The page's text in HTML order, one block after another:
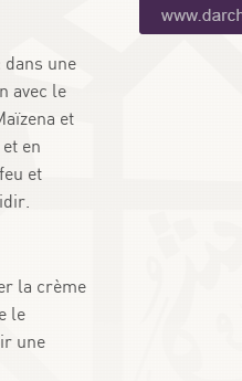
dans une
avec le
et
en
et
la crème
le
une